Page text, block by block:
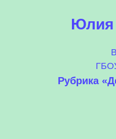
Юлия
Рубрика